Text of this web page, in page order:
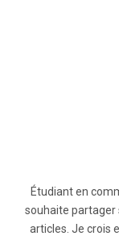
Étudiant en
souhaite partager
articles. Je crois